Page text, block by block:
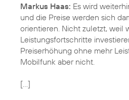
Markus Haas: Es wird
und die Preise werden sich
orientieren. Nicht zuletzt, weil
Leistungsfortschritte
Preiserhöhung ohne mehr
Mobilfunk aber nicht.
[...]